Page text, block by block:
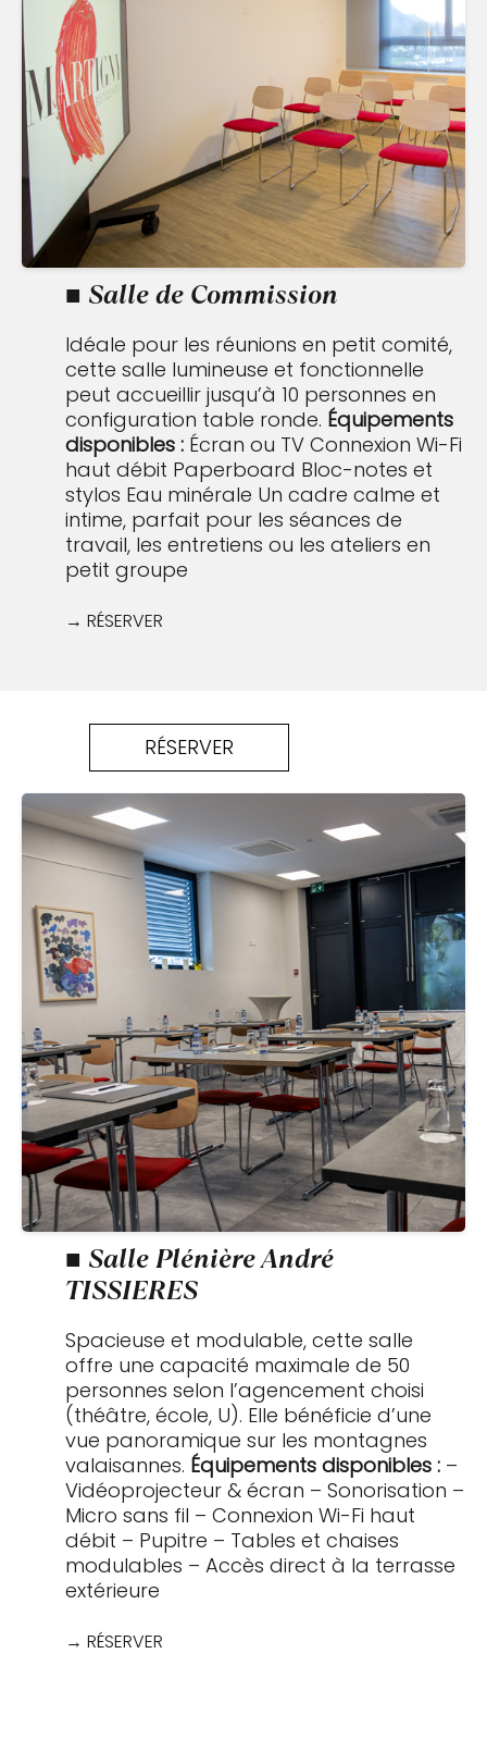
■ Salle de Commission
Idéale pour les réunions en petit comité,
cette salle lumineuse et fonctionnelle
peut accueillir jusqu’à 10 personnes en
configuration table ronde. Équipements
disponibles : Écran ou TV Connexion Wi-Fi
haut débit Paperboard Bloc-notes et
stylos Eau minérale Un cadre calme et
intime, parfait pour les séances de
travail, les entretiens ou les ateliers en
petit groupe
→ RÉSERVER
RÉSERVER
■ Salle Plénière André
TISSIERES
Spacieuse et modulable, cette salle
offre une capacité maximale de 50
personnes selon l’agencement choisi
(théâtre, école, U). Elle bénéficie d’une
vue panoramique sur les montagnes
valaisannes. Équipements disponibles : –
Vidéoprojecteur & écran – Sonorisation –
Micro sans fil – Connexion Wi-Fi haut
débit – Pupitre – Tables et chaises
modulables – Accès direct à la terrasse
extérieure
→ RÉSERVER